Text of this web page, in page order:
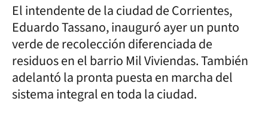
El intendente de la ciudad de Corrientes,
Eduardo Tassano, inauguró ayer un punto
verde de recolección diferenciada de
residuos en el barrio Mil Viviendas. También
adelantó la pronta puesta en marcha del
sistema integral en toda la ciudad.